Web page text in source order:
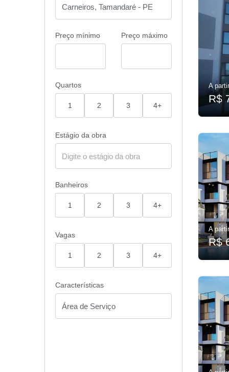
Preço mínimo Preço máximo
Quartos
1 2 3 4+
Estágio da obra
Banheiros
1 2 3 4+
Vagas
1 2 3 4+
Características
A
R$
A
R$